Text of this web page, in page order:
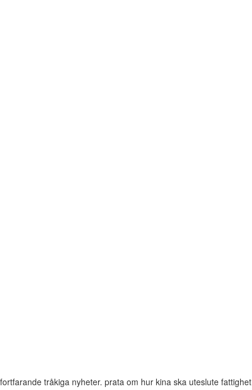
tråkiga nyheter. prata om hur kina ska uteslute fattighet